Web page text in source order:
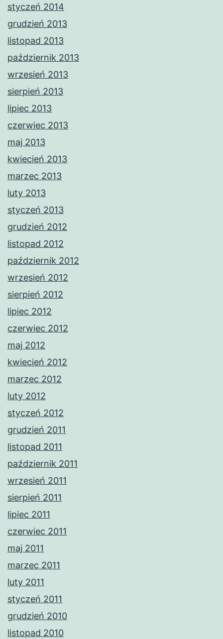
styczeń 2014
grudzień 2013
listopad 2013
październik 2013
wrzesień 2013
sierpień 2013
lipiec 2013
czerwiec 2013
maj 2013
kwiecień 2013
marzec 2013
luty 2013
styczeń 2013
grudzień 2012
listopad 2012
październik 2012
wrzesień 2012
sierpień 2012
lipiec 2012
czerwiec 2012
maj 2012
kwiecień 2012
marzec 2012
luty 2012
styczeń 2012
grudzień 2011
listopad 2011
październik 2011
wrzesień 2011
sierpień 2011
lipiec 2011
czerwiec 2011
maj 2011
marzec 2011
luty 2011
styczeń 2011
grudzień 2010
listopad 2010